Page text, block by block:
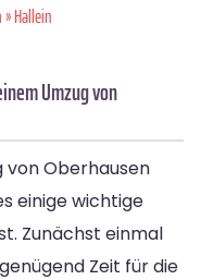
» Hallein
Umzug von
von Oberhausen
einige wichtige
Zunächst einmal
Zeit für die